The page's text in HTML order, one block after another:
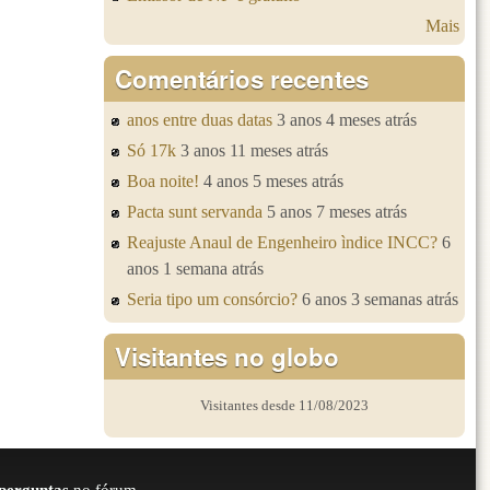
Mais
Comentários recentes
anos entre duas datas 3 anos 4 meses atrás
Só 17k 3 anos 11 meses atrás
Boa noite! 4 anos 5 meses atrás
Pacta sunt servanda 5 anos 7 meses atrás
Reajuste Anaul de Engenheiro ìndice INCC? 6
anos 1 semana atrás
Seria tipo um consórcio? 6 anos 3 semanas atrás
Visitantes no globo
Visitantes desde 11/08/2023